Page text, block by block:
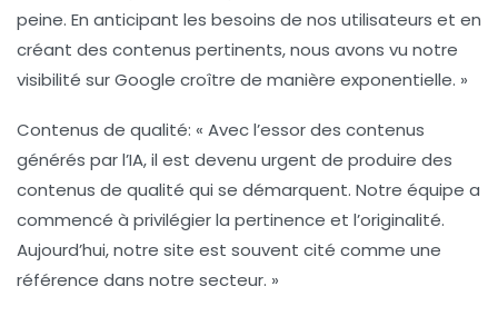
peine. En anticipant les besoins de nos utilisateurs et en
créant des contenus pertinents, nous avons vu notre
visibilité sur Google croître de manière exponentielle. »
Contenus de qualité: « Avec l’essor des contenus
générés par l’IA, il est devenu urgent de produire des
contenus de qualité qui se démarquent. Notre équipe a
commencé à privilégier la pertinence et l’originalité.
Aujourd’hui, notre site est souvent cité comme une
référence dans notre secteur. »